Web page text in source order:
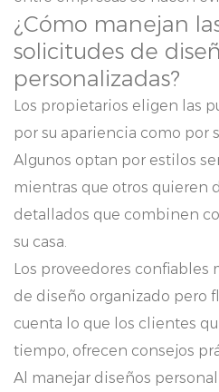
¿Cómo manejan
solicitudes de
personalizadas?
Los propietarios eligen las
por su apariencia como por
Algunos optan por estilos
mientras que otros quieren
detallados que combinen
su casa.
Los proveedores confiables
de diseño organizado pero
cuenta lo que los clientes
tiempo, ofrecen consejos
Al manejar diseños